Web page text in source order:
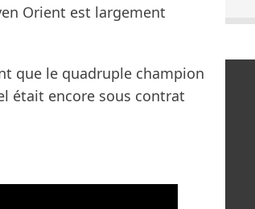
Orient est largement
que le quadruple champion
était encore sous contrat